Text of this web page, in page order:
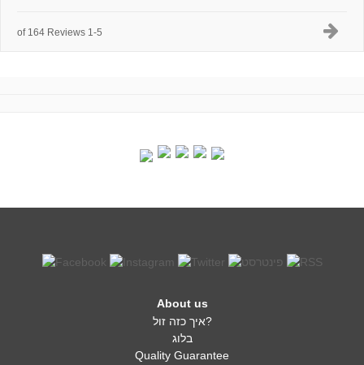
1-5 of 164 Reviews
About us
איך כזה זול?
בלוג
Quality Guarantee